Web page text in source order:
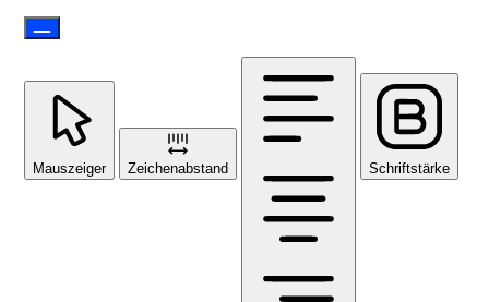
Mauszeiger Zeichenabstand Schriftstärke